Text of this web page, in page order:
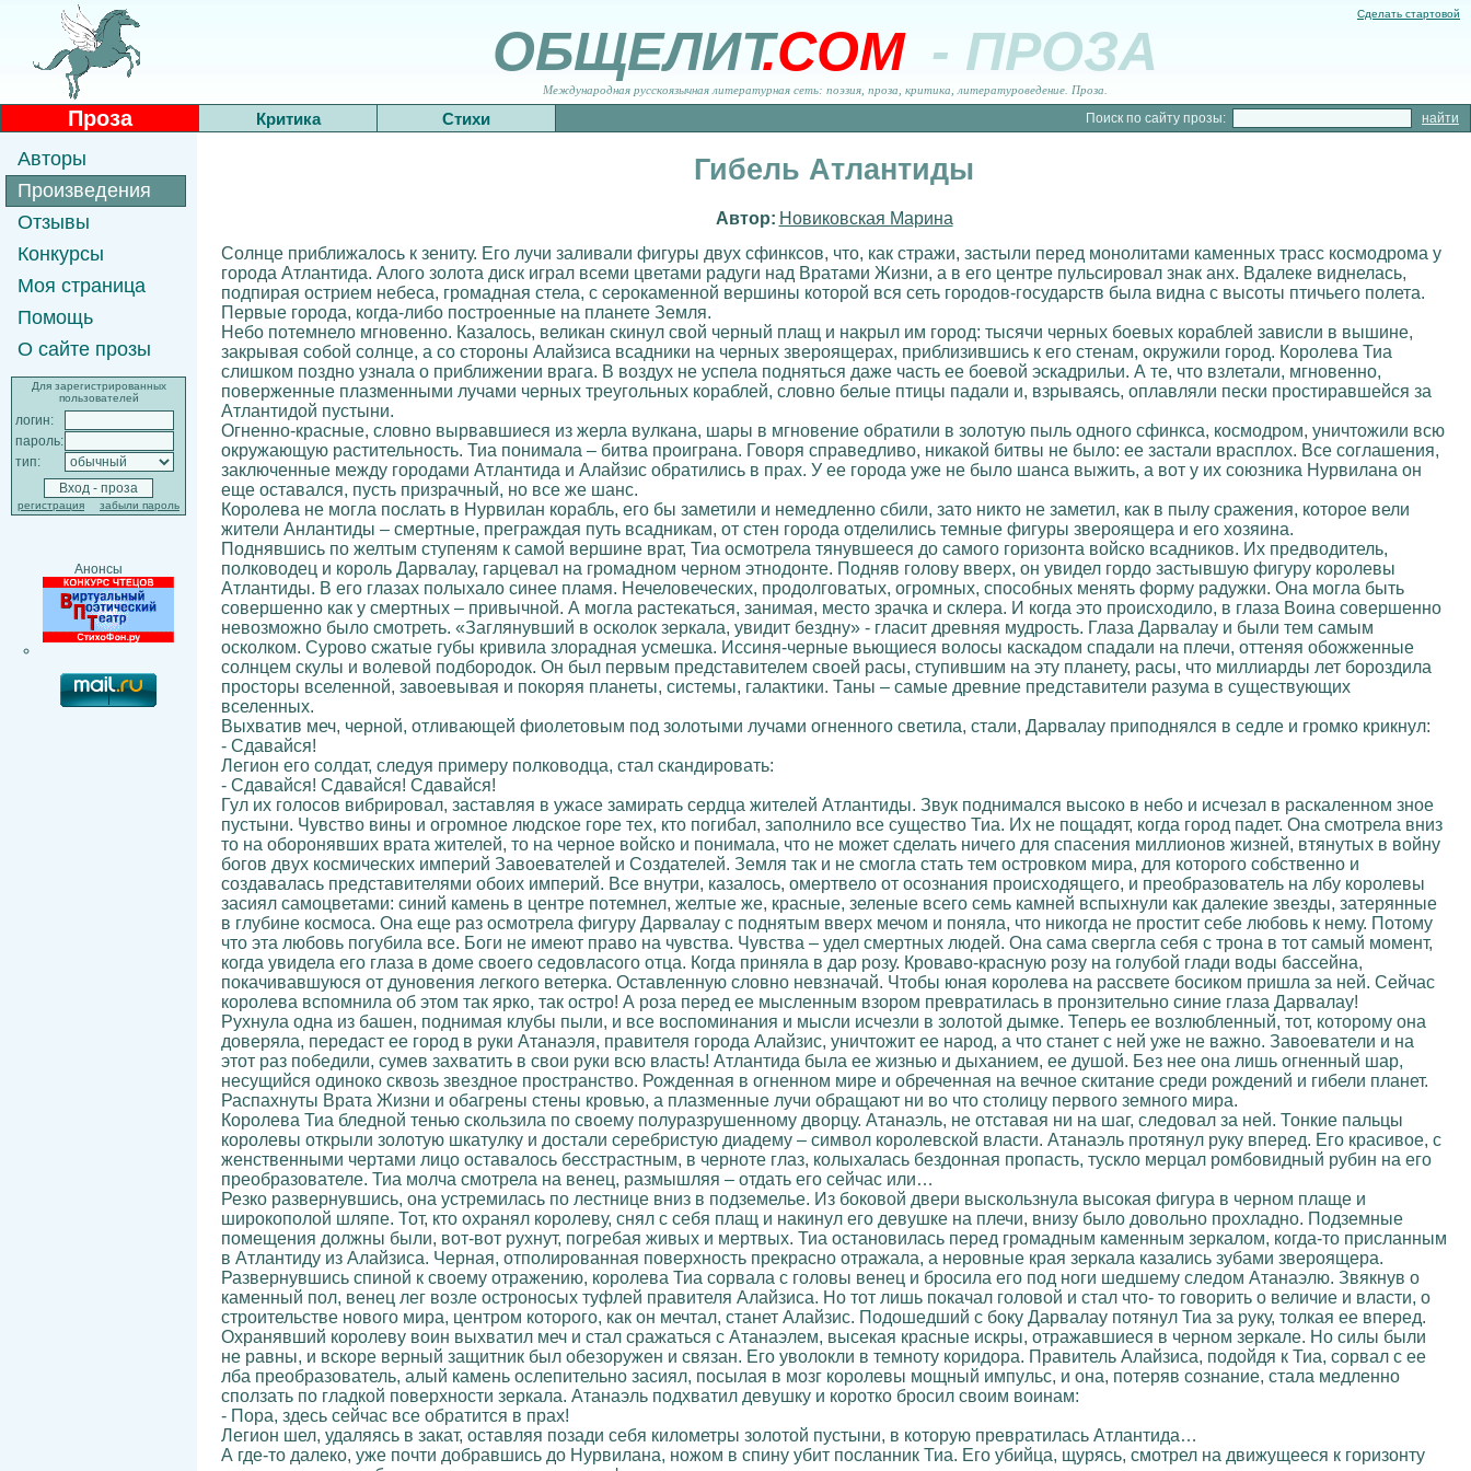
Сделать стартовой
ОБЩЕЛИТ.COM - ПРОЗА
Международная русскоязычная литературная сеть: поэзия, проза, критика, литературоведение. Проза.
Проза Критика Стихи Поиск по сайту прозы:
Авторы
Произведения
Отзывы
Конкурсы
Моя страница
Помощь
О сайте прозы
Для зарегистрированных
пользователей
логин:
пароль:
тип:
регистрация забыли пароль
Анонсы
Гибель Атлантиды
Автор: Новиковская Марина
Солнце приближалось к зениту. Его лучи заливали фигуры двух сфинксов, что, как стражи, застыли перед монолитами каменных трасс космодрома у
города Атлантида. Алого золота диск играл всеми цветами радуги над Вратами Жизни, а в его центре пульсировал знак анх. Вдалеке виднелась,
подпирая острием небеса, громадная стела, с серокаменной вершины которой вся сеть городов-государств была видна с высоты птичьего полета.
Первые города, когда-либо построенные на планете Земля.
Небо потемнело мгновенно. Казалось, великан скинул свой черный плащ и накрыл им город: тысячи черных боевых кораблей зависли в вышине,
закрывая собой солнце, а со стороны Алайзиса всадники на черных звероящерах, приблизившись к его стенам, окружили город. Королева Тиа
слишком поздно узнала о приближении врага. В воздух не успела подняться даже часть ее боевой эскадрильи. А те, что взлетали, мгновенно,
поверженные плазменными лучами черных треугольных кораблей, словно белые птицы падали и, взрываясь, оплавляли пески простиравшейся за
Атлантидой пустыни.
Огненно-красные, словно вырвавшиеся из жерла вулкана, шары в мгновение обратили в золотую пыль одного сфинкса, космодром, уничтожили всю
окружающую растительность. Тиа понимала – битва проиграна. Говоря справедливо, никакой битвы не было: ее застали врасплох. Все соглашения,
заключенные между городами Атлантида и Алайзис обратились в прах. У ее города уже не было шанса выжить, а вот у их союзника Нурвилана он
еще оставался, пусть призрачный, но все же шанс.
Королева не могла послать в Нурвилан корабль, его бы заметили и немедленно сбили, зато никто не заметил, как в пылу сражения, которое вели
жители Анлантиды – смертные, преграждая путь всадникам, от стен города отделились темные фигуры звероящера и его хозяина.
Поднявшись по желтым ступеням к самой вершине врат, Тиа осмотрела тянувшееся до самого горизонта войско всадников. Их предводитель,
полководец и король Дарвалау, гарцевал на громадном черном этнодонте. Подняв голову вверх, он увидел гордо застывшую фигуру королевы
Атлантиды. В его глазах полыхало синее пламя. Нечеловеческих, продолговатых, огромных, способных менять форму радужки. Она могла быть
совершенно как у смертных – привычной. А могла растекаться, занимая, место зрачка и склера. И когда это происходило, в глаза Воина совершенно
невозможно было смотреть. «Заглянувший в осколок зеркала, увидит бездну» - гласит древняя мудрость. Глаза Дарвалау и были тем самым
осколком. Сурово сжатые губы кривила злорадная усмешка. Иссиня-черные вьющиеся волосы каскадом спадали на плечи, оттеняя обожженные
солнцем скулы и волевой подбородок. Он был первым представителем своей расы, ступившим на эту планету, расы, что миллиарды лет бороздила
просторы вселенной, завоевывая и покоряя планеты, системы, галактики. Таны – самые древние представители разума в существующих
вселенных.
Выхватив меч, черной, отливающей фиолетовым под золотыми лучами огненного светила, стали, Дарвалау приподнялся в седле и громко крикнул:
- Сдавайся!
Легион его солдат, следуя примеру полководца, стал скандировать:
- Сдавайся! Сдавайся! Сдавайся!
Гул их голосов вибрировал, заставляя в ужасе замирать сердца жителей Атлантиды. Звук поднимался высоко в небо и исчезал в раскаленном зное
пустыни. Чувство вины и огромное людское горе тех, кто погибал, заполнило все существо Тиа. Их не пощадят, когда город падет. Она смотрела вниз
то на оборонявших врата жителей, то на черное войско и понимала, что не может сделать ничего для спасения миллионов жизней, втянутых в войну
богов двух космических империй Завоевателей и Создателей. Земля так и не смогла стать тем островком мира, для которого собственно и
создавалась представителями обоих империй. Все внутри, казалось, омертвело от осознания происходящего, и преобразователь на лбу королевы
засиял самоцветами: синий камень в центре потемнел, желтые же, красные, зеленые всего семь камней вспыхнули как далекие звезды, затерянные
в глубине космоса. Она еще раз осмотрела фигуру Дарвалау с поднятым вверх мечом и поняла, что никогда не простит себе любовь к нему. Потому
что эта любовь погубила все. Боги не имеют право на чувства. Чувства – удел смертных людей. Она сама свергла себя с трона в тот самый момент,
когда увидела его глаза в доме своего седовласого отца. Когда приняла в дар розу. Кроваво-красную розу на голубой глади воды бассейна,
покачивавшуюся от дуновения легкого ветерка. Оставленную словно невзначай. Чтобы юная королева на рассвете босиком пришла за ней. Сейчас
королева вспомнила об этом так ярко, так остро! А роза перед ее мысленным взором превратилась в пронзительно синие глаза Дарвалау!
Рухнула одна из башен, поднимая клубы пыли, и все воспоминания и мысли исчезли в золотой дымке. Теперь ее возлюбленный, тот, которому она
доверяла, передаст ее город в руки Атанаэля, правителя города Алайзис, уничтожит ее народ, а что станет с ней уже не важно. Завоеватели и на
этот раз победили, сумев захватить в свои руки всю власть! Атлантида была ее жизнью и дыханием, ее душой. Без нее она лишь огненный шар,
несущийся одиноко сквозь звездное пространство. Рожденная в огненном мире и обреченная на вечное скитание среди рождений и гибели планет.
Распахнуты Врата Жизни и обагрены стены кровью, а плазменные лучи обращают ни во что столицу первого земного мира.
Королева Тиа бледной тенью скользила по своему полуразрушенному дворцу. Атанаэль, не отставая ни на шаг, следовал за ней. Тонкие пальцы
королевы открыли золотую шкатулку и достали серебристую диадему – символ королевской власти. Атанаэль протянул руку вперед. Его красивое, с
женственными чертами лицо оставалось бесстрастным, в черноте глаз, колыхалась бездонная пропасть, тускло мерцал ромбовидный рубин на его
преобразователе. Тиа молча смотрела на венец, размышляя – отдать его сейчас или…
Резко развернувшись, она устремилась по лестнице вниз в подземелье. Из боковой двери выскользнула высокая фигура в черном плаще и
широкополой шляпе. Тот, кто охранял королеву, снял с себя плащ и накинул его девушке на плечи, внизу было довольно прохладно. Подземные
помещения должны были, вот-вот рухнут, погребая живых и мертвых. Тиа остановилась перед громадным каменным зеркалом, когда-то присланным
в Атлантиду из Алайзиса. Черная, отполированная поверхность прекрасно отражала, а неровные края зеркала казались зубами звероящера.
Развернувшись спиной к своему отражению, королева Тиа сорвала с головы венец и бросила его под ноги шедшему следом Атанаэлю. Звякнув о
каменный пол, венец лег возле остроносых туфлей правителя Алайзиса. Но тот лишь покачал головой и стал что- то говорить о величие и власти, о
строительстве нового мира, центром которого, как он мечтал, станет Алайзис. Подошедший с боку Дарвалау потянул Тиа за руку, толкая ее вперед.
Охранявший королеву воин выхватил меч и стал сражаться с Атанаэлем, высекая красные искры, отражавшиеся в черном зеркале. Но силы были
не равны, и вскоре верный защитник был обезоружен и связан. Его уволокли в темноту коридора. Правитель Алайзиса, подойдя к Тиа, сорвал с ее
лба преобразователь, алый камень ослепительно засиял, посылая в мозг королевы мощный импульс, и она, потеряв сознание, стала медленно
сползать по гладкой поверхности зеркала. Атанаэль подхватил девушку и коротко бросил своим воинам:
- Пора, здесь сейчас все обратится в прах!
Легион шел, удаляясь в закат, оставляя позади себя километры золотой пустыни, в которую превратилась Атлантида…
А где-то далеко, уже почти добравшись до Нурвилана, ножом в спину убит посланник Тиа. Его убийца, щурясь, смотрел на движущееся к горизонту